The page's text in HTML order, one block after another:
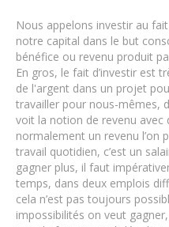
Nous appelons investir au
notre capital dans le but
bénéfice ou revenu produit
En gros, le fait d’investir est
de l'argent dans un projet
travailler pour nous-mêmes,
voit la notion de revenu avec
normalement un revenu
travail quotidien, c’est un
gagner plus, il faut
temps, dans deux emplois
cela n’est pas toujours
impossibilités on veut